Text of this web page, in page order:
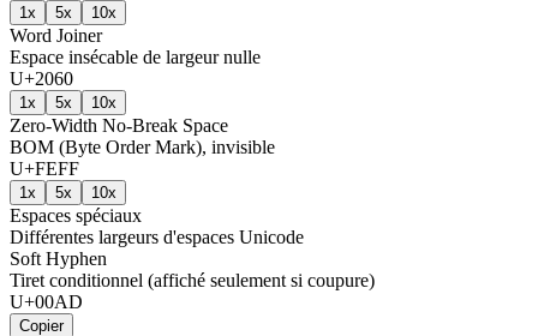
1x 5x 10x
Word Joiner
Espace insécable de largeur nulle
U+2060
1x 5x 10x
Zero-Width No-Break Space
BOM (Byte Order Mark), invisible
U+FEFF
1x 5x 10x
Espaces spéciaux
Différentes largeurs d'espaces Unicode
Soft Hyphen
Tiret conditionnel (affiché seulement si coupure)
U+00AD
Copier